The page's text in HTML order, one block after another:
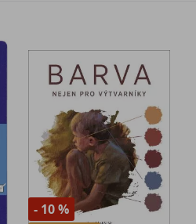
- 10 %